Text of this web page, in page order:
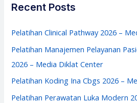
f
o
r
Recent Posts
Pelatihan Clinical Pathway 2026 –
Pelatihan Manajemen Pelayanan
2026 – Media Diklat Center
Pelatihan Koding Ina Cbgs 2026 –
Pelatihan Perawatan Luka Modern